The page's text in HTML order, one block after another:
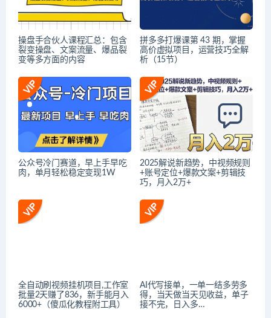
操盘手合伙人课程汇总：包含
裂变操盘、文案流量、爆品裂
变等多方面的内容
拼多多打爆课第 43 期，掌握
高价虚拟项目，运营技巧全解
析（15节）
公众号冷门赛道，早上手早吃
肉，单月轻松稳定变现1W
2025解说新趋势，中视频规则
+账号定位+爆款文案+剪辑技
巧，月入2万+
全自动刷视频挂机项目,工作室
批量2天赚了836，新手能月入
6000+（傻瓜化教程附工具）
AI代写接单，一单一结多劳多
得，当天做当天见收益，单子
接不完，日入多…